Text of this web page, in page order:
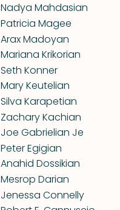
Nadya Mahdasian
Patricia Magee
Arax Madoyan
Mariana Krikorian
Seth Konner
Mary Keutelian
Silva Karapetian
Zachary Kachian
Joe Gabrielian Je
Peter Egigian
Anahid Dossikian
Mesrop Darian
Jenessa Connelly